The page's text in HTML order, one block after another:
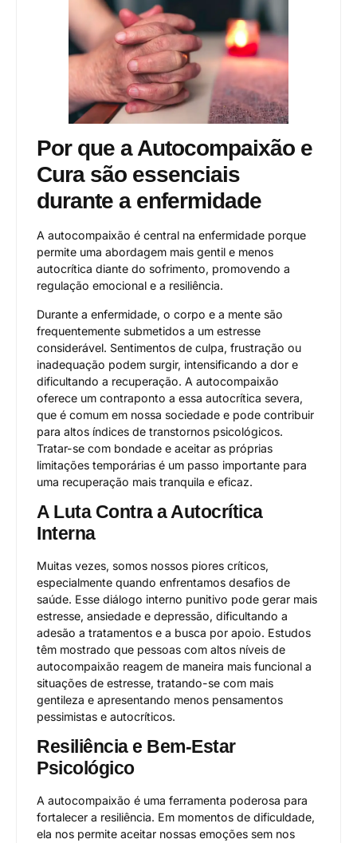
Por que a Autocompaixão e
Cura são essenciais
durante a enfermidade
A autocompaixão é central na enfermidade porque
permite uma abordagem mais gentil e menos
autocrítica diante do sofrimento, promovendo a
regulação emocional e a resiliência.
Durante a enfermidade, o corpo e a mente são
frequentemente submetidos a um estresse
considerável. Sentimentos de culpa, frustração ou
inadequação podem surgir, intensificando a dor e
dificultando a recuperação. A autocompaixão
oferece um contraponto a essa autocrítica severa,
que é comum em nossa sociedade e pode contribuir
para altos índices de transtornos psicológicos.
Tratar-se com bondade e aceitar as próprias
limitações temporárias é um passo importante para
uma recuperação mais tranquila e eficaz.
A Luta Contra a Autocrítica
Interna
Muitas vezes, somos nossos piores críticos,
especialmente quando enfrentamos desafios de
saúde. Esse diálogo interno punitivo pode gerar mais
estresse, ansiedade e depressão, dificultando a
adesão a tratamentos e a busca por apoio. Estudos
têm mostrado que pessoas com altos níveis de
autocompaixão reagem de maneira mais funcional a
situações de estresse, tratando-se com mais
gentileza e apresentando menos pensamentos
pessimistas e autocríticos.
Resiliência e Bem-Estar
Psicológico
A autocompaixão é uma ferramenta poderosa para
fortalecer a resiliência. Em momentos de dificuldade,
ela nos permite aceitar nossas emoções sem nos